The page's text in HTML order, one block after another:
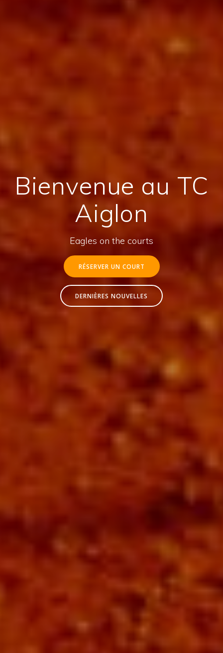
Bienvenue au TC
Aiglon
Eagles on the courts
RÉSERVER UN COURT
DERNIÈRES NOUVELLES